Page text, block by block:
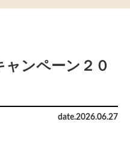
ンペーン２０
date.2026.06.27